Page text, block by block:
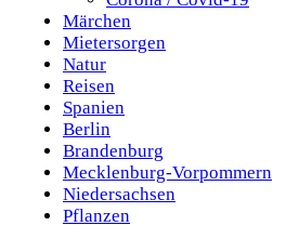
Märchen
Mietersorgen
Natur
Reisen
Spanien
Berlin
Brandenburg
Mecklenburg-Vorpommern
Niedersachsen
Pflanzen